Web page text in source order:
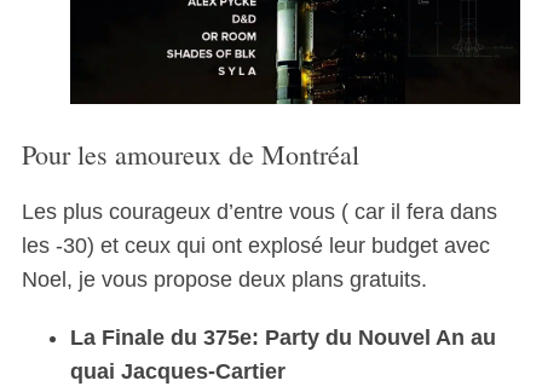
Pour les amoureux de Montréal
Les plus courageux d’entre vous ( car il fera dans
les -30) et ceux qui ont explosé leur budget avec
Noel, je vous propose deux plans gratuits.
La Finale du 375e: Party du Nouvel An au
quai Jacques-Cartier